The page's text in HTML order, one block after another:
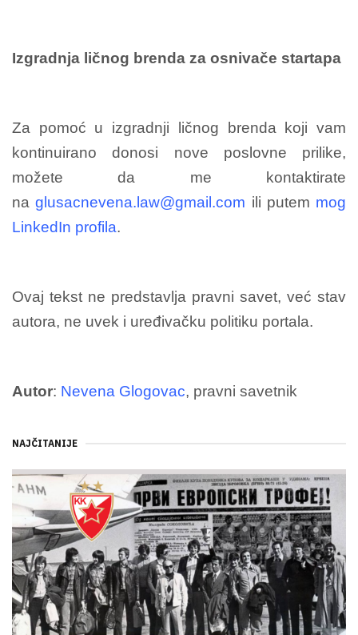
Izgradnja ličnog brenda za osnivače startapa
Za pomoć u izgradnji ličnog brenda koji vam
kontinuirano donosi nove poslovne prilike,
možete da me kontaktirate
naglusacnevena.law@gmail.com ili putem mog
LinkedIn profila.
Ovaj tekst ne predstavlja pravni savet, već stav
autora, ne uvek i uređivačku politiku portala.
Autor: Nevena Glogovac, pravni savetnik
NAJČITANIJE